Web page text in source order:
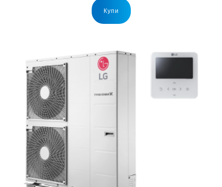
Купи